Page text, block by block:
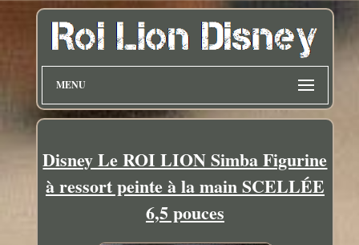
MENU
Disney Le ROI LION Simba Figurine
à ressort peinte à la main SCELLÉE
6,5 pouces